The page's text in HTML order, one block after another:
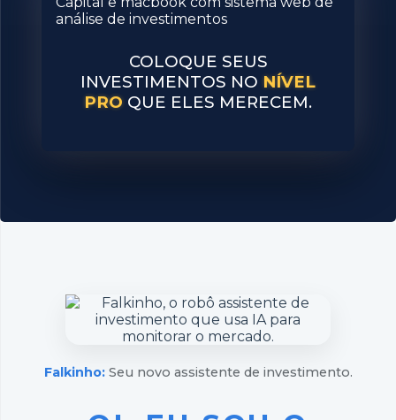
COLOQUE SEUS
INVESTIMENTOS NO NÍVEL
PRO QUE ELES MERECEM.
Falkinho:Seu novo assistente de investimento.